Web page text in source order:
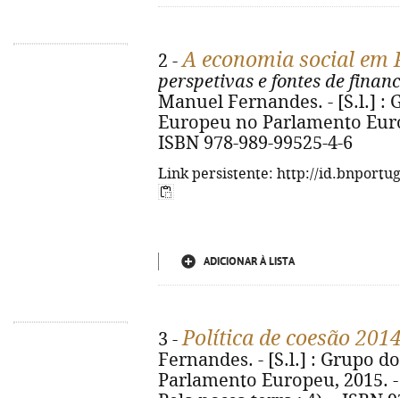
2 -A economia social em
perspetivas e fontes de
Manuel Fernandes. - [S.l.] :
Europeu no Parlamento
ISBN 978-989-99525-4-6
Link persistente: http://
ADICIONAR À LISTA
3 -Política de coesão
Fernandes. - [S.l.] : Grupo
Parlamento Europeu, 2015.